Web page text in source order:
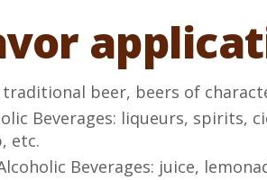
traditional beer, beers of
Beverages: liqueurs, spirits,
etc.
Beverages: juice,